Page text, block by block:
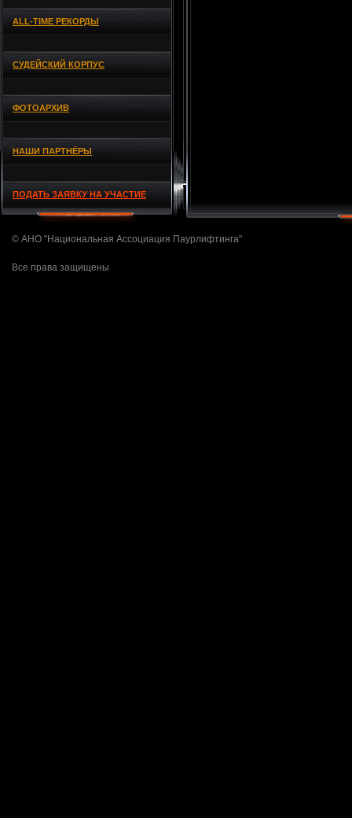
ALL-TIME РЕКОРДЫ
СУДЕЙСКИЙ КОРПУС
ФОТОАРХИВ
НАШИ ПАРТНЁРЫ
ПОДАТЬ ЗАЯВКУ НА УЧАСТИЕ
© АНО "Национальная Ассоциация Паурлифтинга"
Все права защищены